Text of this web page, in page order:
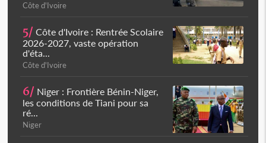
Côte d'Ivoire
5/ Côte d'Ivoire : Rentrée Scolaire
2026-2027, vaste opération
d'éta...
Côte d'Ivoire
6/ Niger : Frontière Bénin-Niger,
les conditions de Tiani pour sa
ré...
Niger